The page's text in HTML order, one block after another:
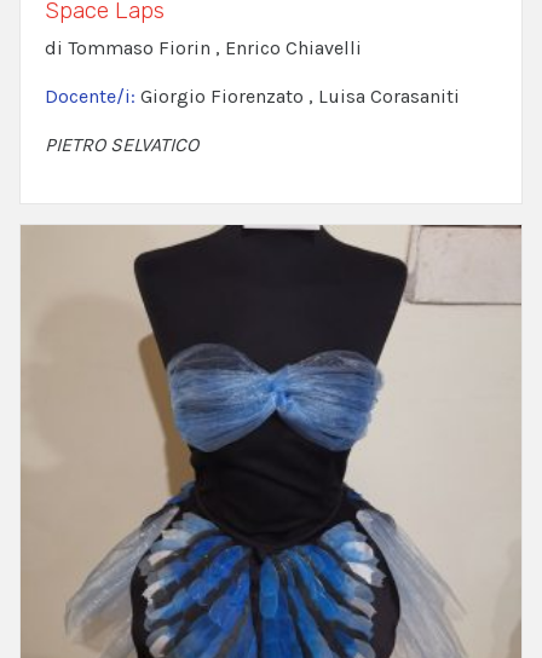
Space Laps
di Tommaso Fiorin , Enrico Chiavelli
Docente/i: Giorgio Fiorenzato , Luisa Corasaniti
PIETRO SELVATICO